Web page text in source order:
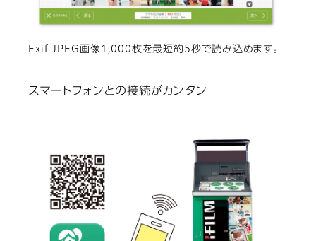
Exif JPEG画像1,000枚を最短約5秒で読み込めます。
スマートフォンとの接続がカンタン